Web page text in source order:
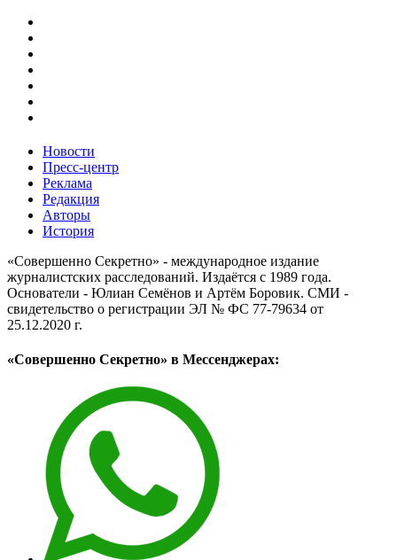
Новости
Пресс-центр
Реклама
Редакция
Авторы
История
«Совершенно Секретно» - международное издание
журналистских расследований. Издаётся с 1989 года.
Основатели - Юлиан Семёнов и Артём Боровик. CМИ -
свидетельство о регистрации ЭЛ № ФС 77-79634 от
25.12.2020 г.
«Совершенно Секретно» в Мессенджерах: